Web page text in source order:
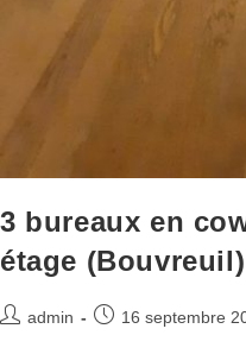
3 bureaux en
étage (Bouvreuil)
admin 16 septembre